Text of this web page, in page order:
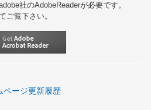
社のAdobeReaderが必要です。
ご覧下さい。
ページ更新履歴